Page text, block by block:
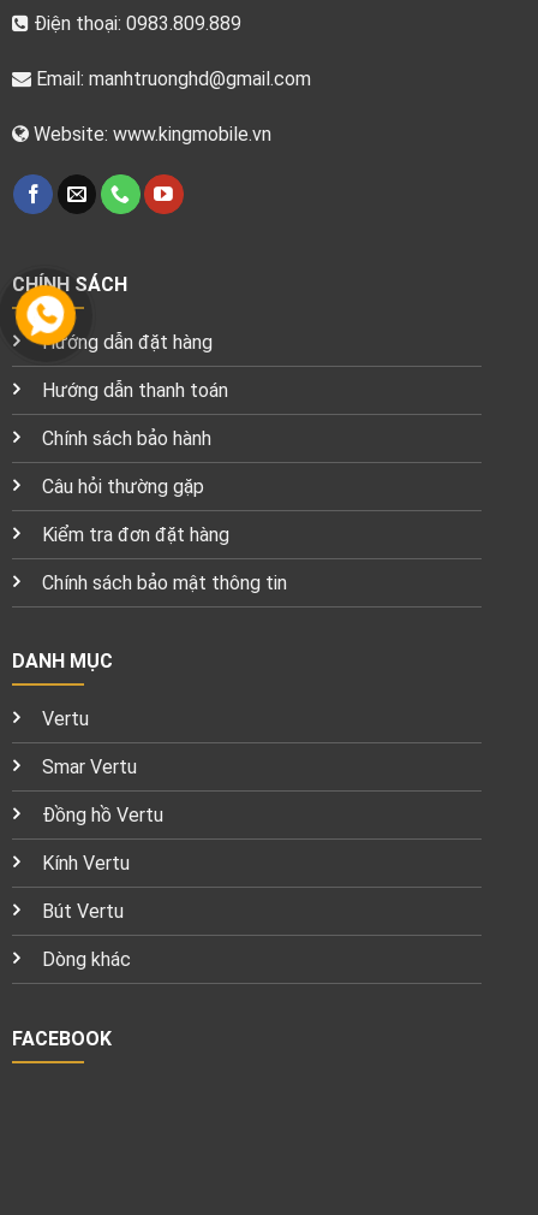
Điện thoại: 0983.809.889
Email: manhtruonghd@gmail.com
Website: www.kingmobile.vn
CHÍNH SÁCH
Hướng dẫn đặt hàng
Hướng dẫn thanh toán
Chính sách bảo hành
Câu hỏi thường gặp
Kiểm tra đơn đặt hàng
Chính sách bảo mật thông tin
DANH MỤC
Vertu
Smar Vertu
Đồng hồ Vertu
Kính Vertu
Bút Vertu
Dòng khác
FACEBOOK